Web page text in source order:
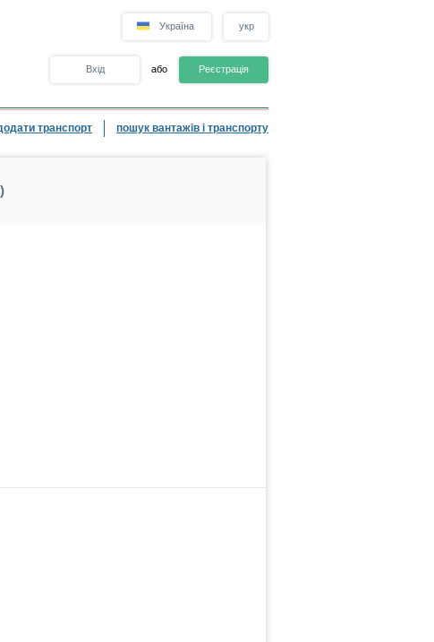
Україна укр
Вхід або Реєстрація
транспорт пошук вантажів і транспорту